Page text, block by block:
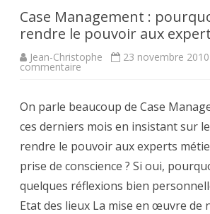
Case Management :
rendre le pouvoir aux
Jean-Christophe 23 novembre 2010
commentaire sur
pourquoi
faut-
il
rendre
le
pouvoir
aux
experts
métiers
?
On parle beaucoup de Case
ces derniers mois en insistant sur
rendre le pouvoir aux experts
prise de conscience ? Si oui,
quelques réflexions bien
Etat des lieux La mise en œuvre de